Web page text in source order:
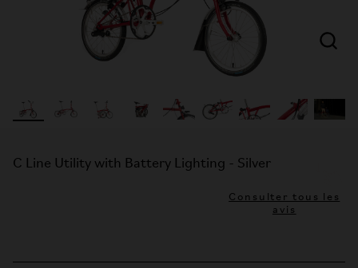
C Line Utility with Battery Lighting - Silver
Consulter tous les
avis